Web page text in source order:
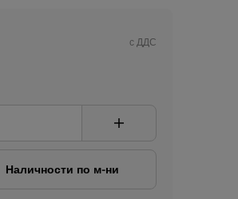
с ДДС
Наличности по м-ни